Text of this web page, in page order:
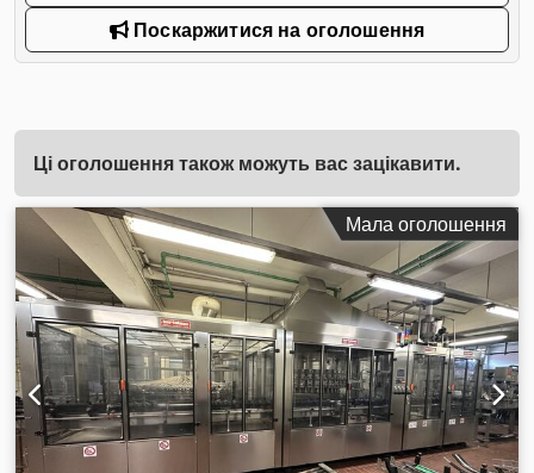
Поскаржитися на оголошення
Ці оголошення також можуть вас зацікавити.
Мала оголошення